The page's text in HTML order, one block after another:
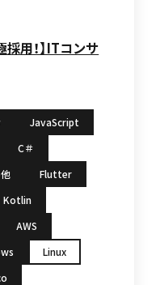
用！】ITコンサ
JavaScript
C＃
Flutter
Kotlin
AWS
Linux